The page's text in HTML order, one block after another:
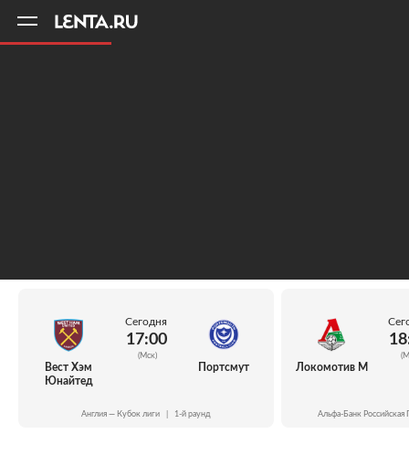
Вест Хэм
Юнайтед
Сегодня
17:00
(Мск)
Портсмут
Англия — Кубок лиги 1-й раунд
Локомотив М
Альфа-Банк Российская